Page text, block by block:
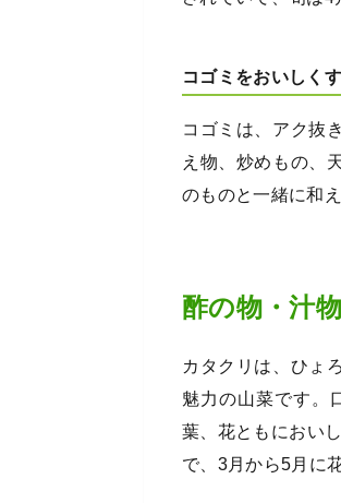
コゴミをおいしく
コゴミは、アク抜
え物、炒めもの、
のものと一緒に和
酢の物・汁
カタクリは、ひょ
魅力の山菜です。
葉、花ともにおい
で、3月から5月に